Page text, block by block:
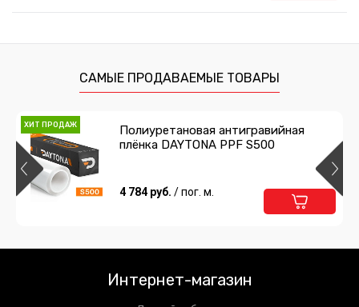
259 руб./ шт
238 руб./ шт
Предзаказ
САМЫЕ ПРОДАВАЕМЫЕ ТОВАРЫ
ХИТ ПРОДАЖ
Полиуретановая антигравийная
плёнка DAYTONA PPF S500
4 784 руб. / пог. м.
Интернет-магазин